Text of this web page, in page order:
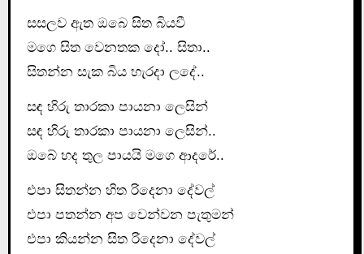
සසලව ඇත ඔබෙ සිත බියවී
මගෙ සිත‍ වෙනතක දෝ.. සිතා..
සිතන්න සැක බිය හැරදා ලදේ..
සඳ හිරු තාරකා පායනා ලෙසින්
සඳ හිරු තාරකා පායනා ලෙසින්..
ඔබේ හද තුල පායයි මගෙ ආදරේ..
එපා සිතන්න හිත රිදෙනා දේවල්
‍එපා පතන්න අප වෙන්වන පැතුමන්
එපා කියන්න සිත රිදෙනා දේවල්